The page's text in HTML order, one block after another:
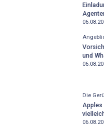
und
Die